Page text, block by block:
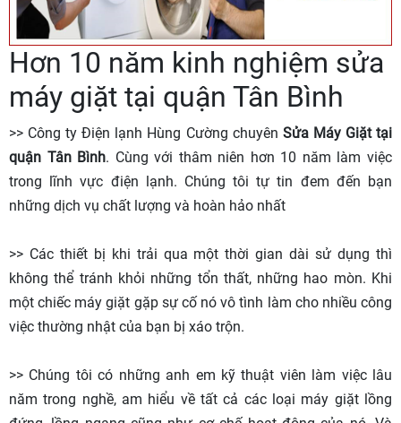
Hơn 10 năm kinh nghiệm sửa
máy giặt tại quận Tân Bình
>> Công ty Điện lạnh Hùng Cường chuyên Sửa Máy Giặt tại
quận Tân Bình. Cùng với thâm niên hơn 10 năm làm việc
trong lĩnh vực điện lạnh. Chúng tôi tự tin đem đến bạn
những dịch vụ chất lượng và hoàn hảo nhất
>> Các thiết bị khi trải qua một thời gian dài sử dụng thì
không thể tránh khỏi những tổn thất, những hao mòn. Khi
một chiếc máy giặt gặp sự cố nó vô tình làm cho nhiều công
việc thường nhật của bạn bị xáo trộn.
>> Chúng tôi có những anh em kỹ thuật viên làm việc lâu
năm trong nghề, am hiểu về tất cả các loại máy giặt lồng